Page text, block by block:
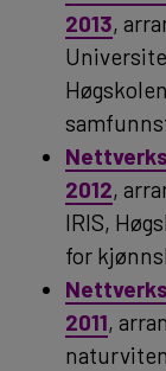
2013,
2012,
IRIS,
for
2011,